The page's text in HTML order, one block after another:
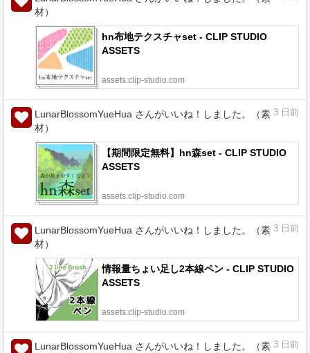
材）
hn布地テクスチャset - CLIP STUDIO
ASSETS
assets.clip-studio.com
LunarBlossomYueHua さんがいいね！しました。（素
材）
3 日前
【期間限定無料】hn森set - CLIP STUDIO
ASSETS
assets.clip-studio.com
LunarBlossomYueHua さんがいいね！しました。（素
材）
3 日前
情報量ちょい足し2本線ペン - CLIP STUDIO
ASSETS
assets.clip-studio.com
LunarBlossomYueHua さんがいいね！しました。（素 3 日前